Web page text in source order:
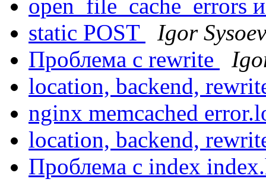
static POST
Igor Sysoev
Проблема с rewrite
location, backend,
nginx memcached
location, backend,
Проблема с index